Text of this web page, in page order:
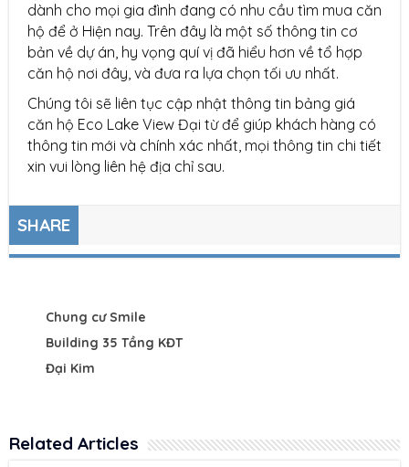
dành cho mọi gia đình đang có nhu cầu tìm mua căn
hộ để ở Hiện nay. Trên đây là một số thông tin cơ
bản về dự án, hy vọng quí vị đã hiểu hơn về tổ hợp
căn hộ nơi đây, và đưa ra lựa chọn tối ưu nhất.
Chúng tôi sẽ liên tục cập nhật thông tin bảng giá
căn hộ Eco Lake View Đại từ để giúp khách hàng có
thông tin mới và chính xác nhất, mọi thông tin chi tiết
xin vui lòng liên hệ địa chỉ sau.
SHARE
Chung cư Smile
Building 35 Tầng KĐT
Đại Kim
Related Articles